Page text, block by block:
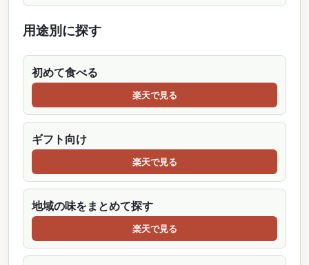
用途別に探す
初めて食べる
楽天で見る
ギフト向け
楽天で見る
地域の味をまとめて探す
楽天で見る